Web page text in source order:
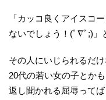
「カッコ良くアイスコ
ないでしょう！(ﾟ∇ﾟ;)」
その人にいじられるだけ
20代の若い女の子とか
返し聞かれる屈辱って